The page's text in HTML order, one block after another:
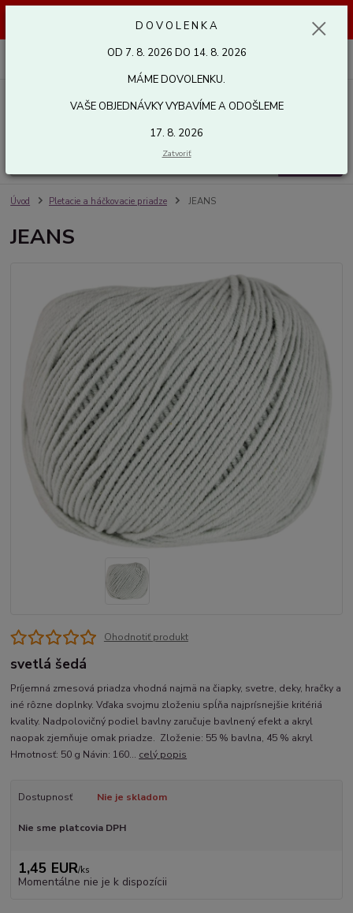
odošleme 17. 8. 2026. Ďakujeme.
Úvod Pletacie a háčkovacie priadze JEANS
JEANS
Ohodnotiť produkt
svetlá šedá
Príjemná zmesová priadza vhodná najmä na čiapky, svetre, deky, hračky a
iné rôzne doplnky. Vďaka svojmu zloženiu spĺňa najprísnejšie kritériá
kvality. Nadpolovičný podiel bavlny zaručuje bavlnený efekt a akryl
naopak zjemňuje omak priadze. Zloženie: 55 % bavlna, 45 % akryl
Hmotnosť: 50 g Návin: 160... celý popis
Dostupnosť Nie je skladom
Nie sme platcovia DPH
1,45 EUR/ks
Momentálne nie je k dispozícii
D O V O L E N K A
OD 7. 8. 2026 DO 14. 8. 2026
MÁME DOVOLENKU.
VAŠE OBJEDNÁVKY VYBAVÍME A ODOŠLEME
17. 8. 2026
Zatvoriť